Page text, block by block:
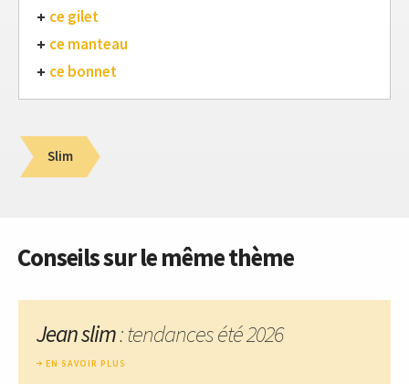
ce gilet
ce manteau
ce bonnet
Slim
Conseils sur le même thème
Jean slim: tendances été 2026
EN SAVOIR PLUS